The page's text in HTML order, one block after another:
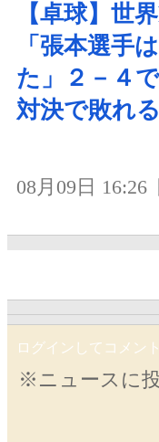
【卓球】世
「張本選手
た」２－４
対決で敗れる
08月09日 16:26
ログインしてコメン
※ニュースに